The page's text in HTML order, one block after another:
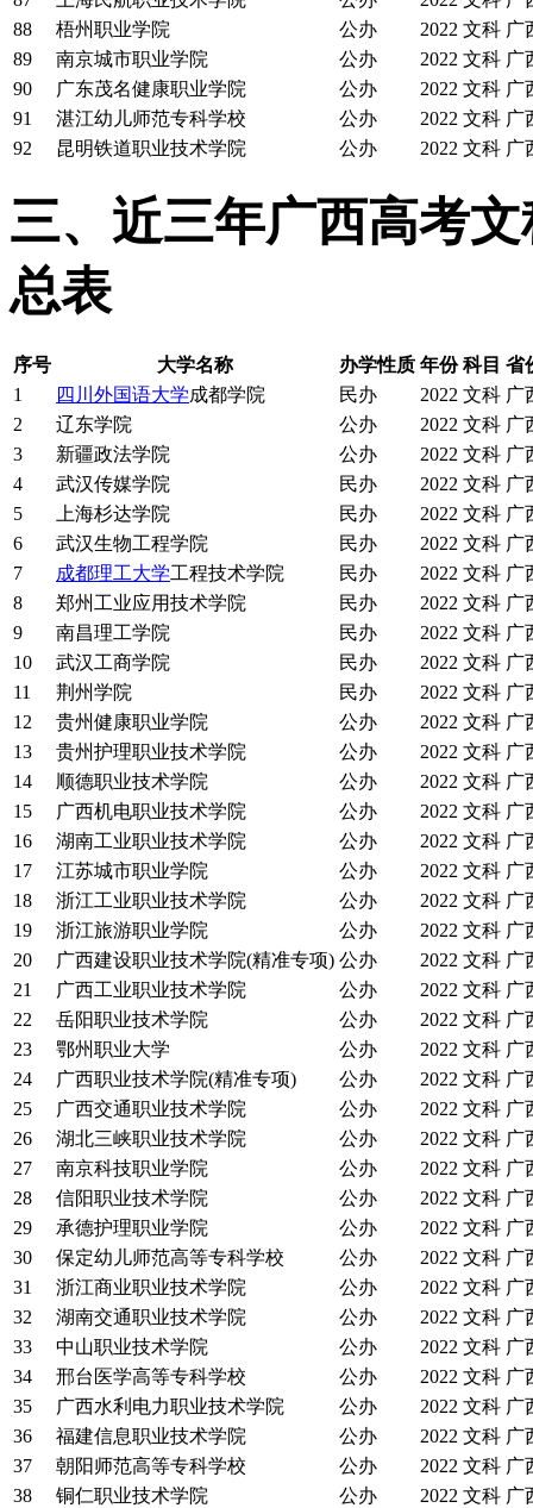
88
梧州职业学院 公办 2022 文科 广
89
南京城市职业学院 公办 2022 文科 广
90
广东茂名健康职业学院 公办 2022 文科 广
91
湛江幼儿师范专科学校 公办 2022 文科 广
92
昆明铁道职业技术学院 公办 2022 文科 广
三、近三年广西高考
总表
序号 大学名称 办学性质 年份 科目 省
1
四川外国语大学成都学院 民办 2022 文科 广
2
辽东学院 公办 2022 文科 广
3
新疆政法学院 公办 2022 文科 广
4
武汉传媒学院 民办 2022 文科 广
5
上海杉达学院 民办 2022 文科 广
6
武汉生物工程学院 民办 2022 文科 广
7
成都理工大学工程技术学院 民办 2022 文科 广
8
郑州工业应用技术学院 民办 2022 文科 广
9
南昌理工学院 民办 2022 文科 广
10
武汉工商学院 民办 2022 文科 广
11
荆州学院 民办 2022 文科 广
12
贵州健康职业学院 公办 2022 文科 广
13
贵州护理职业技术学院 公办 2022 文科 广
14
顺德职业技术学院 公办 2022 文科 广
15
广西机电职业技术学院 公办 2022 文科 广
16
湖南工业职业技术学院 公办 2022 文科 广
17
江苏城市职业学院 公办 2022 文科 广
18
浙江工业职业技术学院 公办 2022 文科 广
19
浙江旅游职业学院 公办 2022 文科 广
20
广西建设职业技术学院(精准专项) 公办 2022 文科 广
21
广西工业职业技术学院 公办 2022 文科 广
22
岳阳职业技术学院 公办 2022 文科 广
23
鄂州职业大学 公办 2022 文科 广
24
广西职业技术学院(精准专项) 公办 2022 文科 广
25
广西交通职业技术学院 公办 2022 文科 广
26
湖北三峡职业技术学院 公办 2022 文科 广
27
南京科技职业学院 公办 2022 文科 广
28
信阳职业技术学院 公办 2022 文科 广
29
承德护理职业学院 公办 2022 文科 广
30
保定幼儿师范高等专科学校 公办 2022 文科 广
31
浙江商业职业技术学院 公办 2022 文科 广
32
湖南交通职业技术学院 公办 2022 文科 广
33
中山职业技术学院 公办 2022 文科 广
34
邢台医学高等专科学校 公办 2022 文科 广
35
广西水利电力职业技术学院 公办 2022 文科 广
36
福建信息职业技术学院 公办 2022 文科 广
37
朝阳师范高等专科学校 公办 2022 文科 广
38
铜仁职业技术学院 公办 2022 文科 广